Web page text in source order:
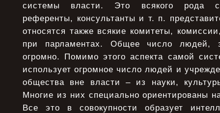
системы власти. Это всякого рода
референты, консультанты и т. п.
относятся также всякие комитеты,
при парламентах. Общее число людей,
огромно. Помимо этого аспекта самой
использует огромное число людей и
общества вне власти – из науки,
Многие из них специально ориентированы
Все это в совокупности образует